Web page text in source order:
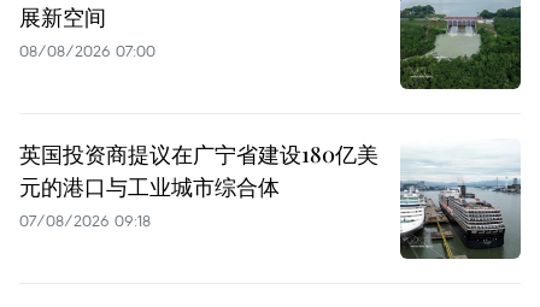
展新空间
08/08/2026 07:00
英国投资商提议在广宁省建设180亿美
元的港口与工业城市综合体
07/08/2026 09:18